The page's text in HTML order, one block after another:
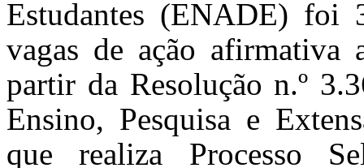
Estudantes (ENADE) foi
vagas de ação afirmativa
partir da Resolução n.º
Ensino, Pesquisa e
que realiza Processo